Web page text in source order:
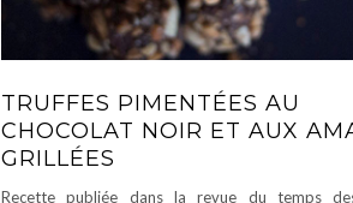
TRUFFES PIMENTÉES AU
CHOCOLAT NOIR ET AUX
GRILLÉES
Recette publiée dans la revue du temps